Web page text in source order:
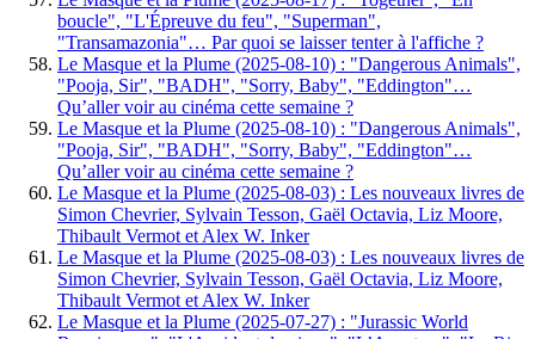
boucle", "L'Épreuve du feu", "Superman",
"Transamazonia"… Par quoi se laisser tenter à l'affiche ?
Le Masque et la Plume (2025-08-10) : "Dangerous Animals",
"Pooja, Sir", "BADH", "Sorry, Baby", "Eddington"…
Qu’aller voir au cinéma cette semaine ?
Le Masque et la Plume (2025-08-10) : "Dangerous Animals",
"Pooja, Sir", "BADH", "Sorry, Baby", "Eddington"…
Qu’aller voir au cinéma cette semaine ?
Le Masque et la Plume (2025-08-03) : Les nouveaux livres de
Simon Chevrier, Sylvain Tesson, Gaël Octavia, Liz Moore,
Thibault Vermot et Alex W. Inker
Le Masque et la Plume (2025-08-03) : Les nouveaux livres de
Simon Chevrier, Sylvain Tesson, Gaël Octavia, Liz Moore,
Thibault Vermot et Alex W. Inker
Le Masque et la Plume (2025-07-27) : "Jurassic World